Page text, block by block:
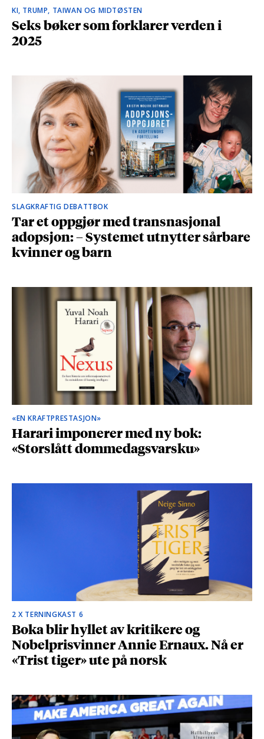
KI, TRUMP, TAIWAN OG MIDTØSTEN
Seks bøker som forklarer verden i
2025
SLAGKRAFTIG DEBATTBOK
Tar et oppgjør med transnasjonal
adopsjon: – Systemet utnytter sårbare
kvinner og barn
«EN KRAFTPRESTASJON»
Harari imponerer med ny bok:
«Storslått dommedagsvarsku»
2 X TERNINGKAST 6
Boka blir hyllet av kritikere og
Nobelprisvinner Annie Ernaux. Nå er
«Trist tiger» ute på norsk